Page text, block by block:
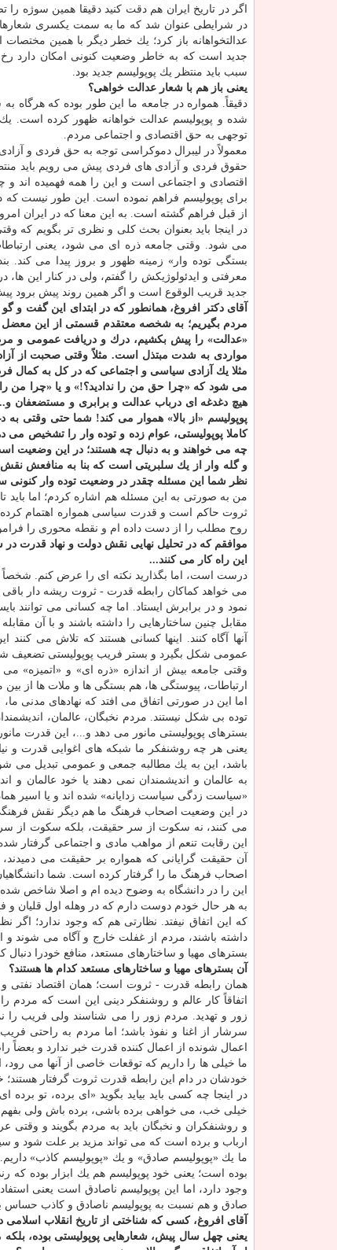
اگر در تاریخ ایران هم دقت كنید دقیقا همین سوژه
در شرایطی عنوان شد كه ما به سمت یكسری شعارهای
عدالتخواهانه باز كرد؛ یك خطر دیگر با همین
جدید است كه به خاطر وضعیت كنونی امكان دارد رخ
سبب باید منتظر یك پوپولیسم جدید بود.
یعنی باز هم با شعار عدالت خواهی؟
دقیقاً. همواره در جامعه ما این طور بوده كه
شده و پوپولیسم عدالت خواهانه ظهور كرده است.
توجهی به حق اقتصادی و اجتماعی مردم.
معمولاً در لیبرال دموكراسی توجه به حق فردی و
حقوق فردی و آزادی های فردی پیش می رویم باید
اقتصادی و اجتماعی است و این را همه فهمیده اند
برای پوپولیسم فراهم نموده است. این طور نیست كه
از قبل فراهم گشته است. به این معنا كه در ایران
در اینجا باید بعنوان بحث كلی و نظری تر بگویم كه
می شود. وقتی جامعه ذره ای می شود، یعنی
بستگی توده وار» زمینه ظهور و بروز پیدا می كند.
معرفتی و ایدئولوژیكش را گفتم، ولی در كنار این
جدید قریب الوقوع است و اگر همین روند پیش برود
آقای دكتر افروغ، همانطور كه در ابتدای این گفت
مردم بگیریم؛ به شخصه معتقدم قسمتی از این
«عدالت» را پیش بكشیم، درك و دریافت عمومی و
مواردی به شدت مبتذل است. مثلاً وقتی صحبت از
مثلا یك آزادی سیاسی و اجتماعی كه در كل به كمال
می شود كه «چرا حق من را ندادید؟!» و یا «چرا من
هیچ دغدغه ای درباب عدالت و برابری و مستضعفان
پوپولیسم «از بالا» هموار می كند! شما حتی وقتی
كاملا پوپولیستی، عوام زده و توده وار را تشخیص
چه می خواهند و به دنبال چه هستند؛ در این وضعیت
و گله وار از یك سلبریتی است كه بنا به منافعش
نظر شما این مسئله چقدر در وضعیت توده وار كنونی
من به صورتی به این مسئله هم اشاره كردم؛ اما
ثروت حاكم است و قدرت سیاسی همواره اهتمام
روح مطلب را از دست داده ام و نقطه محوری را
موافقم كه در تحلیل نهایی نقش دولت و نهاد قدرت
این راه كار می كنند...
درست است، اما بگذارید نكته ای را عرض كنم.
می خواهد كماكان رابطه قدرت - ثروت ریشه دار باقی
نمود و در برابرش ایستاد. اما چه كسانی می توانند
مقابل چنین ساختارهایی را داشته باشند و با آن
آنها آگاه كنند. اینها كسانی هستند كه تلاش می
عمومی شكل بگیرد و بستر فریب پوپولیستی تضعیف
وقتی جامعه بیش از اندازه «ذره ای» و «اتمیزه»
ارتباطات، پیوستگی ها، هم بستگی ها و ملات ها از
اما این در صورتی اتفاق می افتد كه نهادهای مدنی
توده بی شكل نیستند. مردم نخبگان، عالمان،
بسترهای پوپولیستی مانور می دهد و...، این قدرت
یعنی هر چه روشنفكر ما شبكه های اغوایی قدرت و
باشد، این به یك مطالبه جمعی و عمومی تبدیل می
به عالمان و اندیشمندان نمی دهند یا خود عالمان و
«سیاست زدگی سیاست زدایانه» شده اند و یا اسیر
در این وضعیت اصحاب فرهنگ ما هم دیگر نقش فرهنگی
می كنند، نه سكوت از سر حقیقت، بلكه سكوت از
این رقابت تنعم از مواهب مادی و اجتماعی
آن حقیقت گرایانی كه همواره بر حقیقت می
اصحاب فرهنگ ما را گرفتار كرده است. شما
این را در دانشگاه به وضوح دیده ام و اصلا شاخص
به هر حال خودم دوست دارم كه در وهله اول قلیان و
كه این اتفاق نیفتد. نظارتی هم كه وجود ندارد؛
داشته باشند، مردم از غفلت خارج و آگاه می شوند و
بسترهای مهیا و ساختارهای مستعد، منافع خودرا دنبال
آن بسترهای مهیا و ساختارهای مستعد كدام ها هستند؟
همان رابطه قدرت - ثروت است؛ همان اقتصاد نفتی و
اتفاقاً كار عالم و روشنفكر دینی این است كه مردم
زور و تهدید. مردم زور را می شناسند ولی فریب را
سرشار از اغنا و نفوذ باشد؛ اما مردم به راحتی
اعمال شونده از اعمال كننده قدرت خبر ندارد و
ما خیلی ها را داریم كه توقعات خاصی از آنها می
خودشان در دام این رابطه قدرت ثروت گرفتار هستند؛
در اینجا چه كسی باید بیاید بگوید «ای برده، تو
خیلی خب، می خواهی برده باشی، برده باش ولی
و روشنفكران و نخبگان باید به مردم بگویند و
ارباب و برده است كه می تواند مزید بر علت شود و
ما یك «پوپولیسم صادق» و یك «پوپولیسم كاذب»
بوده است؛ یعنی خود پوپولیسم هم یك ابزار بوده كه
وجود دارد، اما این پوپولیسم ناصادق است یعنی
صادق و هم نسبت به پوپولیسم ناصادق و كاذب حساس
آقای افروغ، كسی كه شناختی از تاریخ انقلاب اسلامی
یعنی چهل سال پیش، شعارهایی پوپولیستی بوده،